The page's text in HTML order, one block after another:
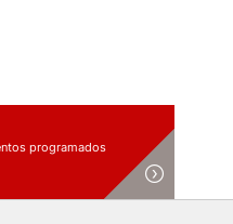
programados